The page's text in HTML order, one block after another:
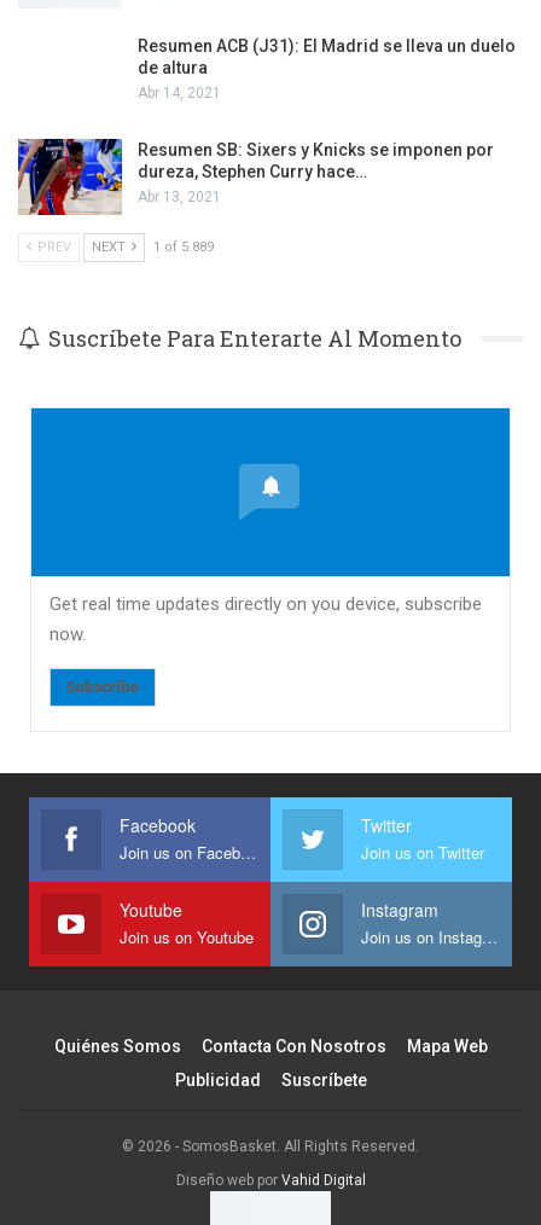
Resumen ACB (J31): El Madrid se lleva un duelo
de altura
Abr 14, 2021
Resumen SB: Sixers y Knicks se imponen por
dureza, Stephen Curry hace…
Abr 13, 2021
PREV NEXT 1 of 5.889
Suscríbete Para Enterarte Al Momento
Get real time updates directly on you device, subscribe
now.
Subscribe
Facebook
Join us on Facebook
Twitter
Join us on Twitter
Youtube
Join us on Youtube
Instagram
Join us on Instagram
Quiénes Somos Contacta Con Nosotros
Mapa Web
Publicidad
Suscríbete
© 2026 - SomosBasket. All Rights Reserved.
Diseño web por Vahid Digital